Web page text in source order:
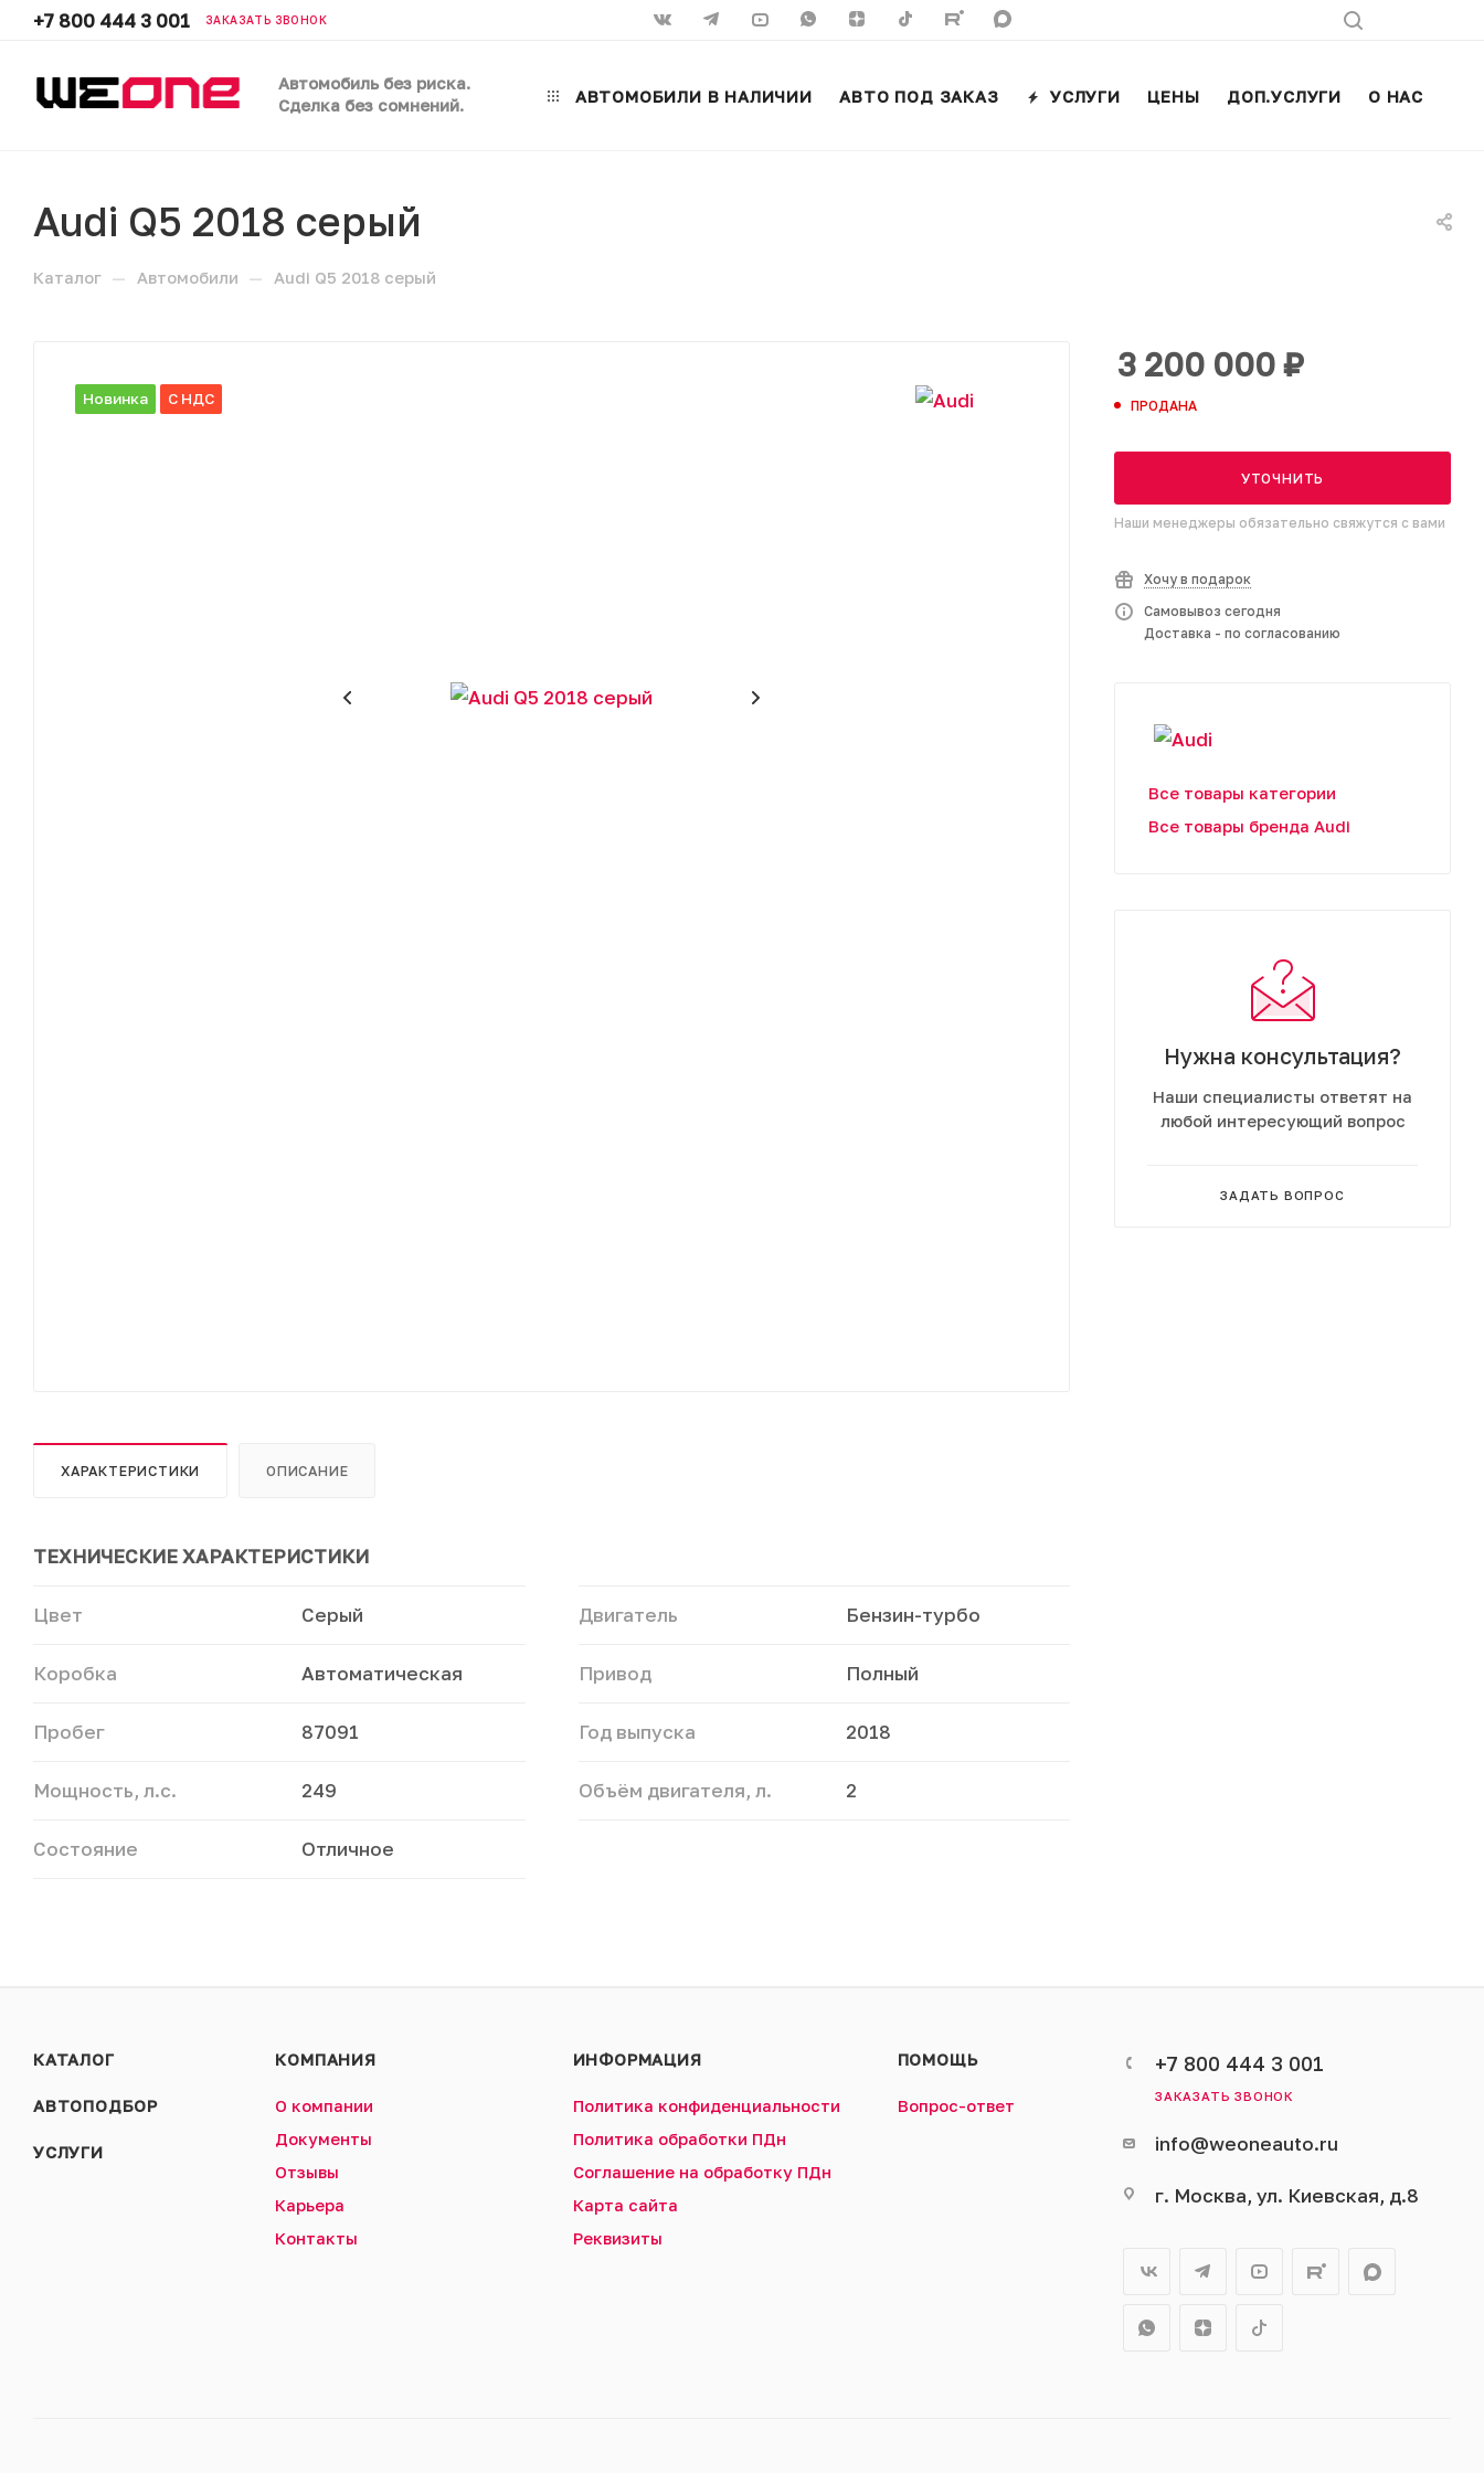
+7 800 444 3 001 ЗАКАЗАТЬ ЗВОНОК
Автомобиль без риска.
Сделка без сомнений.
АВТОМОБИЛИ В НАЛИЧИИ АВТО ПОД ЗАКАЗ УСЛУГИ ЦЕНЫ ДОП.УСЛУГИ О НАС
Audi Q5 2018 серый
Каталог — Автомобили — Audi Q5 2018 серый
Новинка С НДС
ХАРАКТЕРИСТИКИ ОПИСАНИЕ
ТЕХНИЧЕСКИЕ ХАРАКТЕРИСТИКИ
Цвет Серый Двигатель Бензин-турбо
Коробка Автоматическая Привод Полный
Пробег 87091 Год выпуска 2018
Мощность, л.с. 249 Объём двигателя, л. 2
Состояние Отличное
3 200 000 ₽
ПРОДАНА
УТОЧНИТЬ
Наши менеджеры обязательно свяжутся с вами
Хочу в подарок
Самовывоз сегодня
Доставка - по согласованию
Все товары категории
Все товары бренда Audi
Нужна консультация?
Наши специалисты ответят на
любой интересующий вопрос
ЗАДАТЬ ВОПРОС
КАТАЛОГ
АВТОПОДБОР
УСЛУГИ
КОМПАНИЯ
О компании
Документы
Отзывы
Карьера
Контакты
ИНФОРМАЦИЯ
Политика конфиденциальности
Политика обработки ПДн
Соглашение на обработку ПДн
Карта сайта
Реквизиты
ПОМОЩЬ
Вопрос-ответ
+7 800 444 3 001
ЗАКАЗАТЬ ЗВОНОК
info@weoneauto.ru
г. Москва, ул. Киевская, д.8